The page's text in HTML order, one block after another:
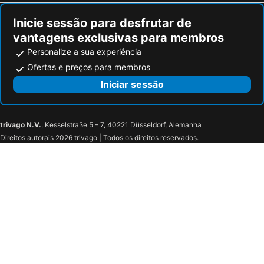
Inicie sessão para desfrutar de
vantagens exclusivas para membros
Personalize a sua experiência
Ofertas e preços para membros
Iniciar sessão
trivago N.V., Kesselstraße 5 – 7, 40221 Düsseldorf, Alemanha
Direitos autorais 2026 trivago | Todos os direitos reservados.